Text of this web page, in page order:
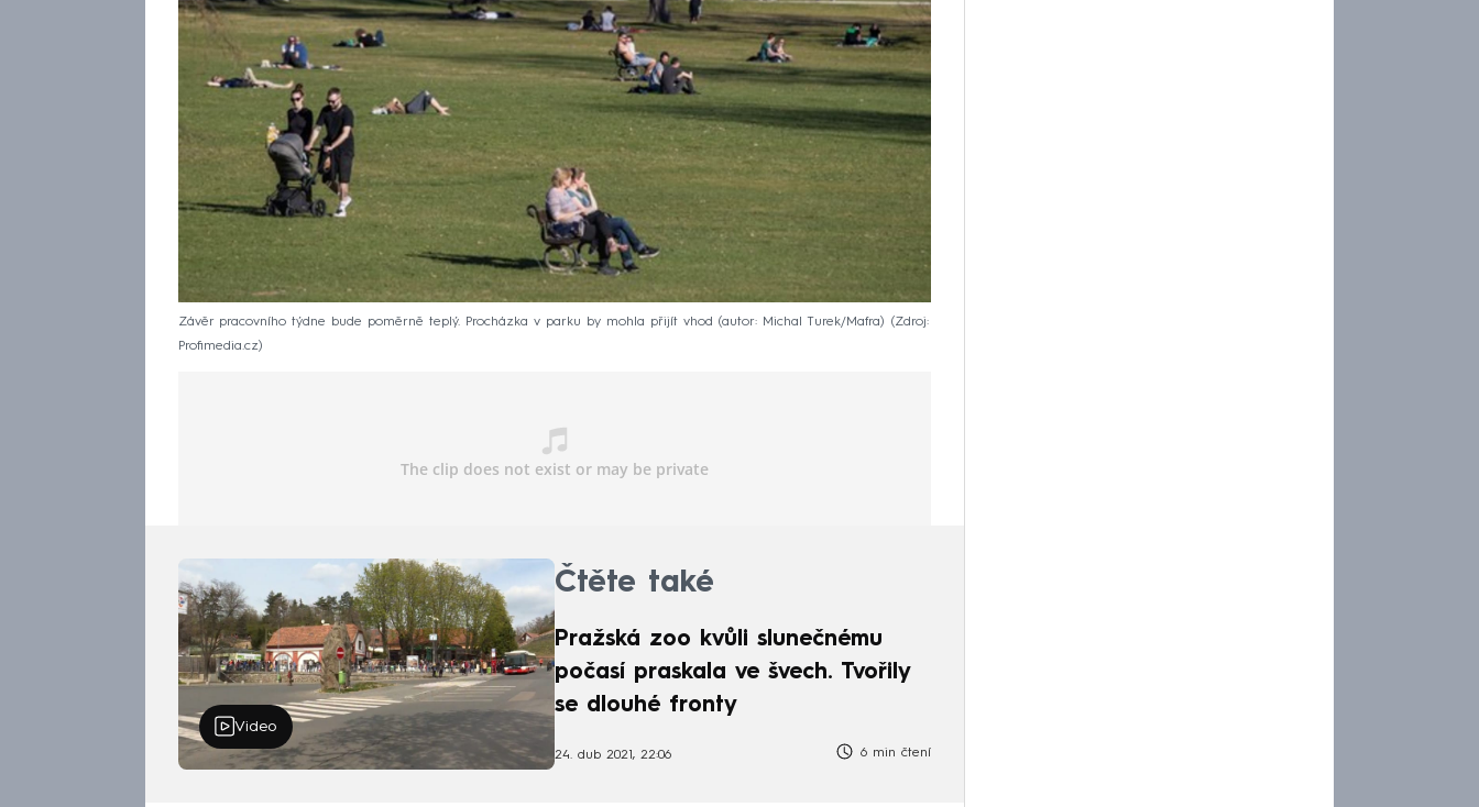
Závěr pracovního týdne bude poměrně teplý. Procházka v parku by mohla přijít vhod (autor: Michal Turek/Mafra)
Zdroj:
Profimedia.cz
Video
Čtěte také
Pražská zoo kvůli slunečnému
počasí praskala ve švech. Tvořily
se dlouhé fronty
24. dub 2021, 22:06 6 min čtení